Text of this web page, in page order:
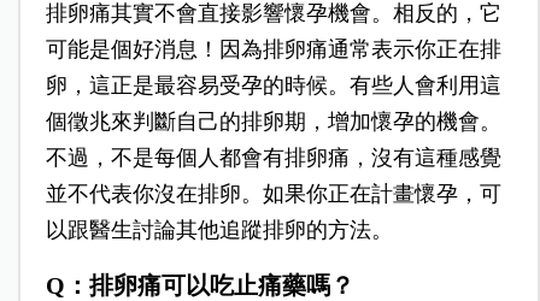
排卵痛其實不會直接影響懷孕機會。相反的，它
可能是個好消息！因為排卵痛通常表示你正在排
卵，這正是最容易受孕的時候。有些人會利用這
個徵兆來判斷自己的排卵期，增加懷孕的機會。
不過，不是每個人都會有排卵痛，沒有這種感覺
並不代表你沒在排卵。如果你正在計畫懷孕，可
以跟醫生討論其他追蹤排卵的方法。
Q：排卵痛可以吃止痛藥嗎？